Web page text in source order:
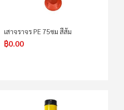
เสาจราจร PE 75ซม สีส้ม
฿0.00